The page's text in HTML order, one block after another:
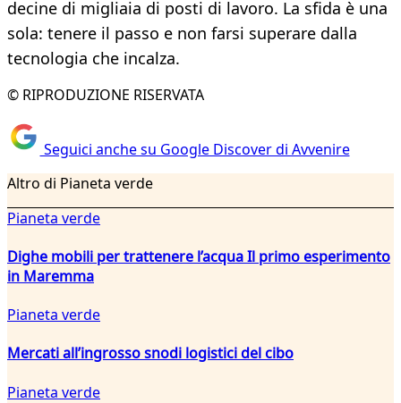
decine di migliaia di posti di lavoro. La sfida è una
sola: tenere il passo e non farsi superare dalla
tecnologia che incalza.
© RIPRODUZIONE RISERVATA
Seguici anche su Google Discover di Avvenire
Altro di Pianeta verde
Pianeta verde
Dighe mobili per trattenere l’acqua Il primo esperimento
in Maremma
Pianeta verde
Mercati all’ingrosso snodi logistici del cibo
Pianeta verde